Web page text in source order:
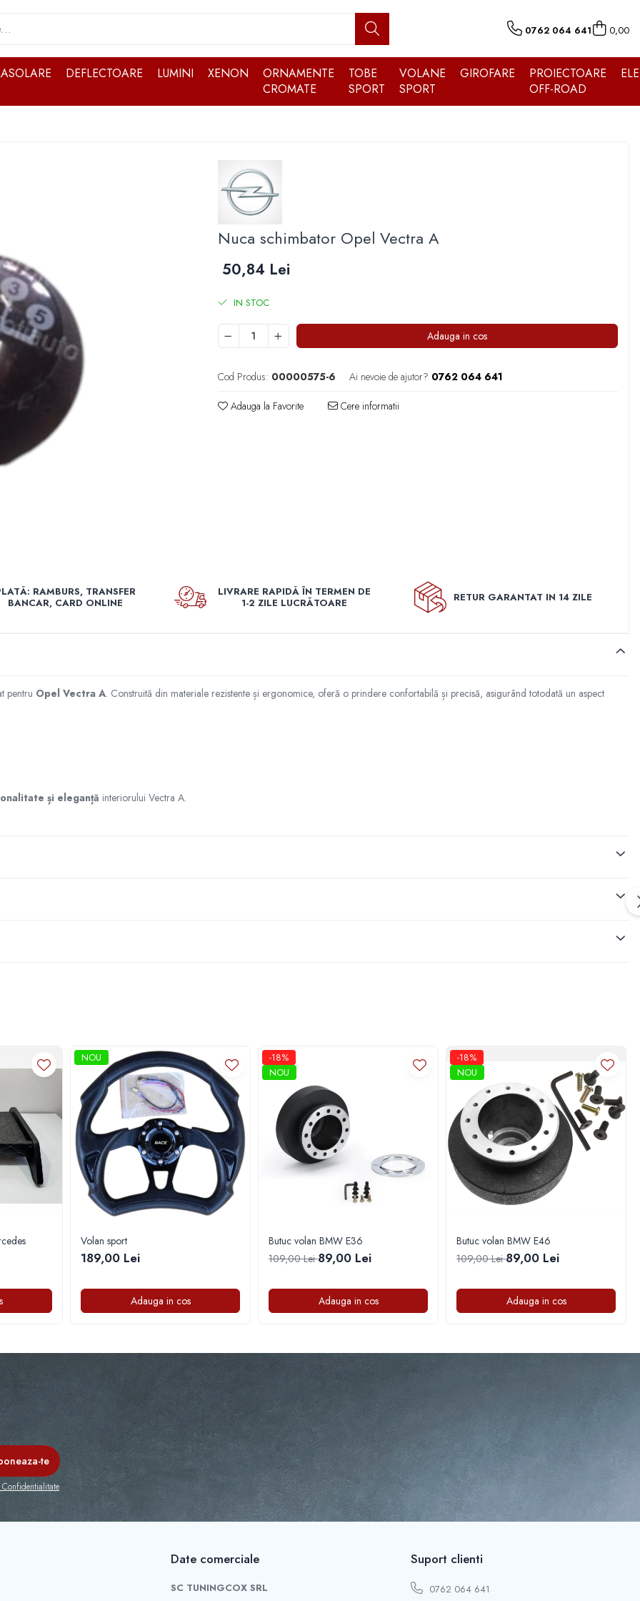
0762 064 641 0,00
DEFLECTOARE LUMINI XENON
ORNAMENTE
CROMATE
TOBE
SPORT
VOLANE
SPORT
GIROFARE
PROIECTOARE
OFF-ROAD
Nuca schimbator Opel Vectra A
50,84 Lei
IN STOC
Adauga in cos
Cod Produs: 00000575-6 Ai nevoie de ajutor? 0762 064 641
Adauga la Favorite Cere informatii
RAMBURS, TRANSFER
BANCAR, CARD ONLINE
LIVRARE RAPIDĂ ÎN TERMEN DE
1-2 ZILE LUCRĂTOARE
RETUR GARANTAT IN 14 ZILE
pentru Opel Vectra A. Construită din materiale rezistente și ergonomice, oferă o prindere confortabilă și precisă, asigurând totodată un aspect
și eleganță interiorului Vectra A.
NOU
Volan sport
189,00 Lei
Adauga in cos
-18%
NOU
Butuc volan BMW E36
109,00 Lei89,00 Lei
Adauga in cos
-18%
NOU
Butuc volan BMW E46
109,00 Lei89,00 Lei
Adauga in cos
Date comerciale
SC TUNINGCOX SRL
Suport clienti
0762 064 641